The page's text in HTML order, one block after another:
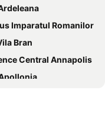
Imparatul Romanilor
Bran
Central Annapolis
Palace